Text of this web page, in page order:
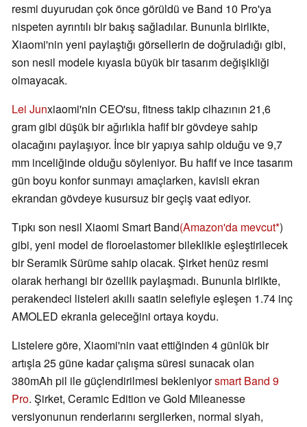
resmi duyurudan çok önce görüldü ve Band 10 Pro'ya
nispeten ayrıntılı bir bakış sağladılar. Bununla birlikte,
Xiaomi'nin yeni paylaştığı görsellerin de doğruladığı gibi,
son nesil modele kıyasla büyük bir tasarım değişikliği
olmayacak.
Lei Junxiaomi'nin CEO'su, fitness takip cihazının 21,6
gram gibi düşük bir ağırlıkla hafif bir gövdeye sahip
olacağını paylaşıyor. İnce bir yapıya sahip olduğu ve 9,7
mm inceliğinde olduğu söyleniyor. Bu hafif ve ince tasarım
gün boyu konfor sunmayı amaçlarken, kavisli ekran
ekrandan gövdeye kusursuz bir geçiş vaat ediyor.
Tıpkı son nesil Xiaomi Smart Band(Amazon'da mevcut )
gibi, yeni model de floroelastomer bileklikle eşleştirilecek
bir Seramik Sürüme sahip olacak. Şirket henüz resmi
olarak herhangi bir özellik paylaşmadı. Bununla birlikte,
perakendeci listeleri akıllı saatin selefiyle eşleşen 1.74 inç
AMOLED ekranla geleceğini ortaya koydu.
Listelere göre, Xiaomi'nin vaat ettiğinden 4 günlük bir
artışla 25 güne kadar çalışma süresi sunacak olan
380mAh pil ile güçlendirilmesi bekleniyorsmart Band 9
Pro. Şirket, Ceramic Edition ve Gold Mileanesse
versiyonunun renderlarını sergilerken, normal siyah,